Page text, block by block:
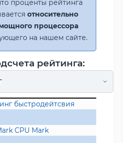
проценты рейтинга
относительно
процессора
на нашем сайте.
рейтинга:
быстродейтсвия
CPU Mark